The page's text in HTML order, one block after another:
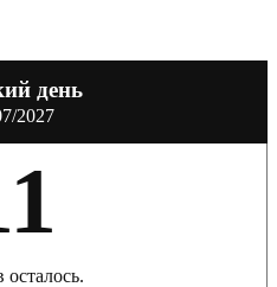
день
2027
осталось.